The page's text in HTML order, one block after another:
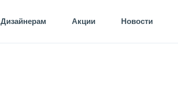
Дизайнерам Акции Новости